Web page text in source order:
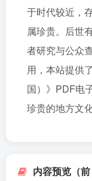
于时代较近，
属珍贵。后世
者研究与公众
用，本站提供
国）》PDF电
珍贵的地方文
内容预览（前